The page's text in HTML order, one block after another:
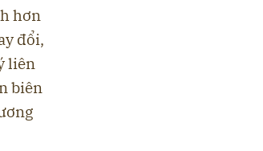
hơn
đổi,
liên
biên